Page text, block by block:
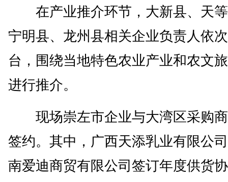
在产业推介环节，大新县、天
宁明县、龙州县相关企业负责人依
台，围绕当地特色农业产业和农文
进行推介。
现场崇左市企业与大湾区采购
签约。其中，广西天添乳业有限公
南爱迪商贸有限公司签订年度供货